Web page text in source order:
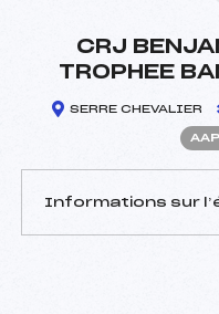
CRJ
TROPHEE
SERRE CHEVALIER
Informations sur